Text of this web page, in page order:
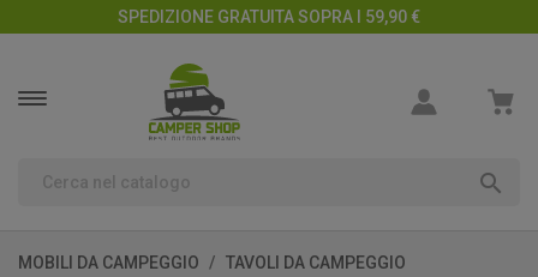
SPEDIZIONE GRATUITA SOPRA I 59,90 €

MOBILI DA CAMPEGGIO TAVOLI DA CAMPEGGIO